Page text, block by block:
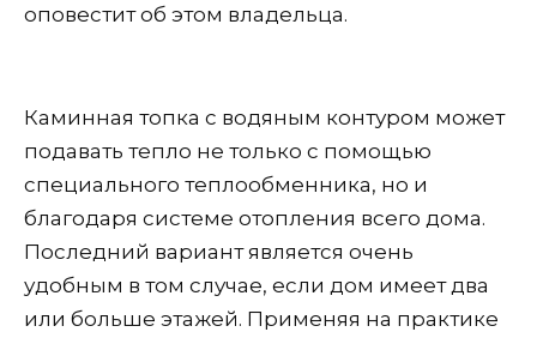
оповестит об этом владельца.
Каминная топка с водяным контуром может
подавать тепло не только с помощью
специального теплообменника, но и
благодаря системе отопления всего дома.
Последний вариант является очень
удобным в том случае, если дом имеет два
или больше этажей. Применяя на практике